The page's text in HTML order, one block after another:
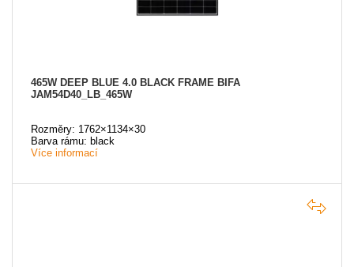
465W DEEP BLUE 4.0 BLACK FRAME BIFA
JAM54D40_LB_465W
Rozměry: 1762×1134×30
Barva rámu: black
Více informací